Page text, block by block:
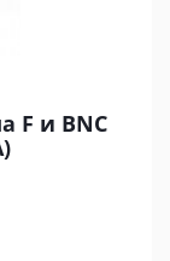
F и BNC